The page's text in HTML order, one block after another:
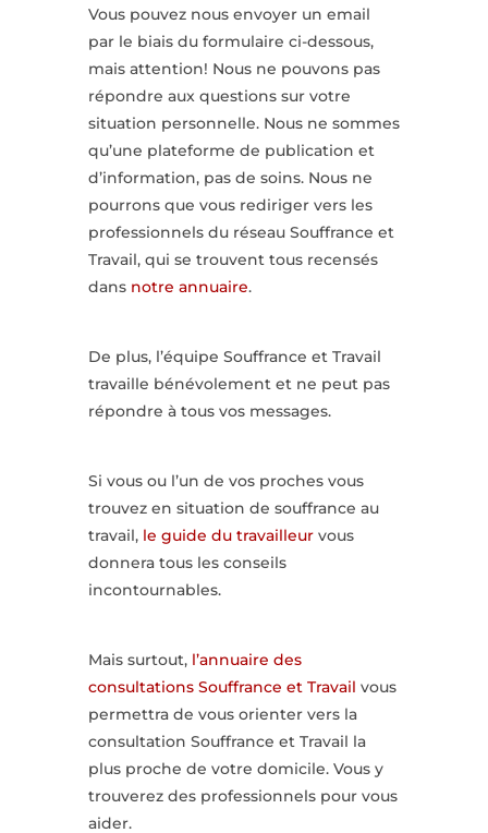
Vous pouvez nous envoyer un email
par le biais du formulaire ci-dessous,
mais attention! Nous ne pouvons pas
répondre aux questions sur votre
situation personnelle. Nous ne sommes
qu’une plateforme de publication et
d’information, pas de soins. Nous ne
pourrons que vous rediriger vers les
professionnels du réseau Souffrance et
Travail, qui se trouvent tous recensés
dans notre annuaire.
De plus, l’équipe Souffrance et Travail
travaille bénévolement et ne peut pas
répondre à tous vos messages.
Si vous ou l’un de vos proches vous
trouvez en situation de souffrance au
travail, le guide du travailleurvous
donnera tous les conseils
incontournables.
Mais surtout, l’annuaire des
consultations Souffrance et Travail vous
permettra de vous orienter vers la
consultation Souffrance et Travail la
plus proche de votre domicile. Vous y
trouverez des professionnels pour vous
aider.